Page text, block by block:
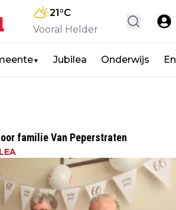
21°C
Vooral Helder
▼ Jubilea Onderwijs
familie Van Peperstraten